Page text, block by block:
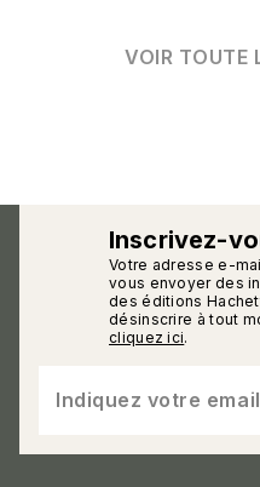
VOIR TOUTE
Inscrivez-
Votre adresse e-
vous envoyer des
des éditions
désinscrire à tout
cliquez ici.
Indiquez votre email